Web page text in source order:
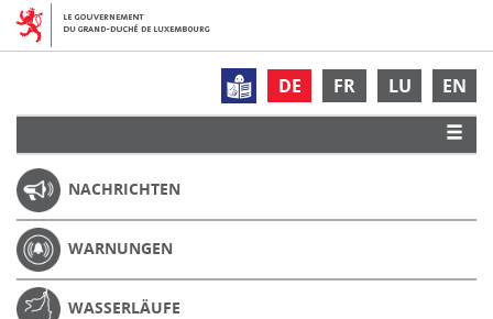
DE FR LU EN
NACHRICHTEN
WARNUNGEN
WASSERLÄUFE